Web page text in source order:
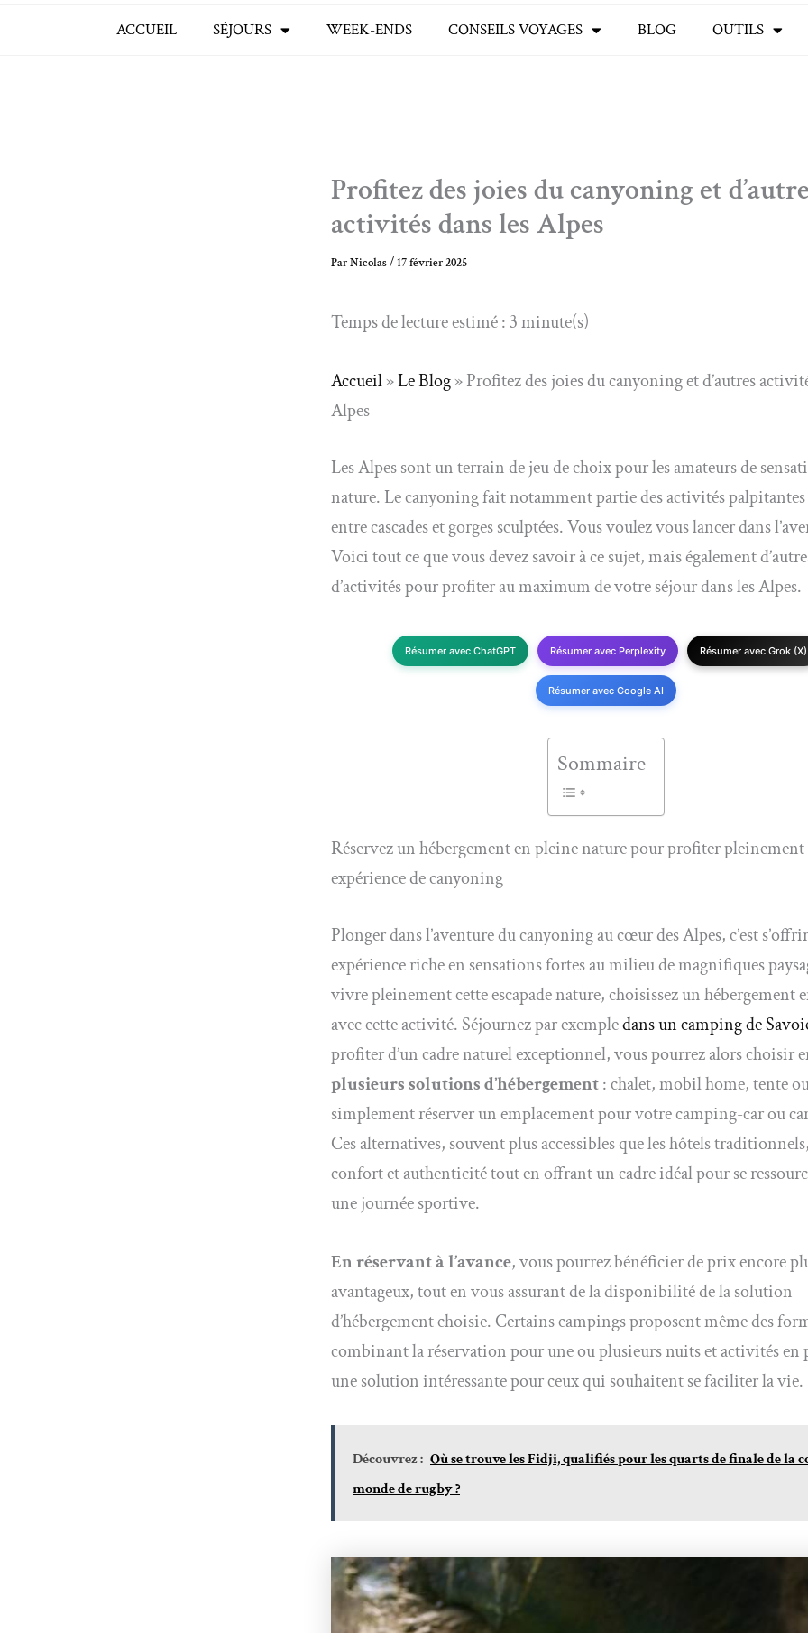
ACCUEIL SÉJOURS WEEK-ENDS CONSEILS VOYAGES BLOG OUTILS
Profitez des joies du canyoning et
activités dans les Alpes
ParNicolas/17 février 2025
Temps de lecture estimé : 3 minute(s)
Accueil»Le Blog»Profitez des joies du canyoning et d’autres
Alpes
Les Alpes sont un terrain de jeu de choix pour les amateurs de
nature. Le canyoning fait notamment partie des activités
entre cascades et gorges sculptées. Vous voulez vous lancer dans
Voici tout ce que vous devez savoir à ce sujet, mais également
d’activités pour profiter au maximum de votre séjour dans les Alpes.
Résumer avec ChatGPT Résumer avec Perplexity Résumer avec Grok (X)
Résumer avec Google AI
Sommaire
Réservez un hébergement en pleine nature pour profiter
expérience de canyoning
Plonger dans l’aventure du canyoning au cœur des Alpes, c’est
expérience riche en sensations fortes au milieu de magnifiques
vivre pleinement cette escapade nature, choisissez un hébergement
avec cette activité. Séjournez par exempledans un camping de
profiter d’un cadre naturel exceptionnel, vous pourrez alors choisir
plusieurs solutions d’hébergement: chalet, mobil home, tente
simplement réserver un emplacement pour votre camping-car ou
Ces alternatives, souvent plus accessibles que les hôtels
confort et authenticité tout en offrant un cadre idéal pour se
une journée sportive.
En réservant à l’avance, vous pourrez bénéficier de prix encore
avantageux, tout en vous assurant de la disponibilité de la solution
d’hébergement choisie. Certains campings proposent même des
combinant la réservation pour une ou plusieurs nuits et activités en
une solution intéressante pour ceux qui souhaitent se faciliter la vie.
Découvrez : Où se trouve les Fidji, qualifiés pour les quarts de finale de la
monde de rugby ?